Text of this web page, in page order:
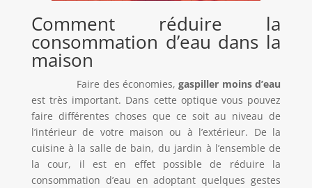
Comment réduire la
consommation d’eau dans la
maison
Faire des économies,gaspiller moins d’eau
est très important. Dans cette optique vous pouvez
faire différentes choses que ce soit au niveau de
l’intérieur de votre maison ou à l’extérieur. De la
cuisine à la salle de bain, du jardin à l’ensemble de
la cour, il est en effet possible de réduire la
consommation d’eau en adoptant quelques gestes